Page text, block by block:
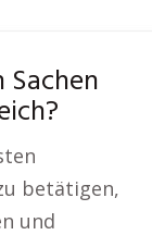
betätigen,
und